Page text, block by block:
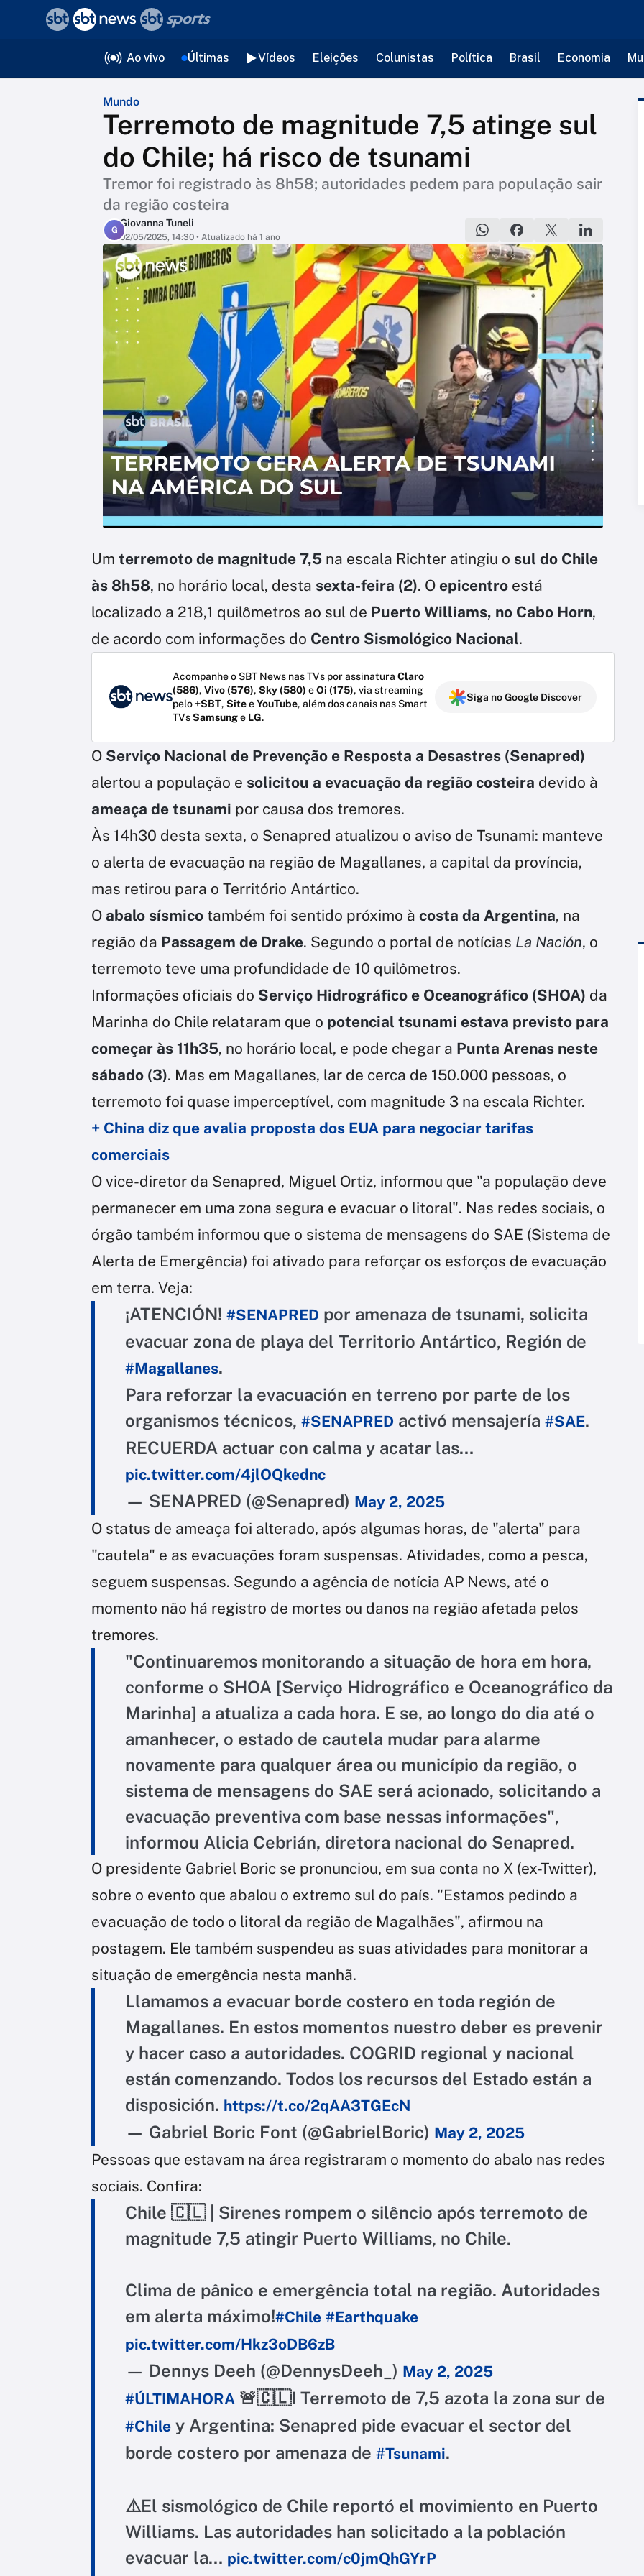
Ao vivo Últimas Vídeos Eleições Colunistas Política Brasil Economia
Mundo
Terremoto de magnitude 7,5 atinge sul
do Chile; há risco de tsunami
Tremor foi registrado às 8h58; autoridades pedem para população sair
da região costeira
G
Giovanna Tuneli
02/05/2025, 14:30 • Atualizado há 1 ano
Um terremoto de magnitude 7,5 na escala Richter atingiu o sul do Chile
às 8h58, no horário local, desta sexta-feira (2). O epicentro está
localizado a 218,1 quilômetros ao sul de Puerto Williams, no Cabo Horn,
de acordo com informações do Centro Sismológico Nacional.
Acompanhe o SBT News nas TVs por assinatura Claro
(586), Vivo (576), Sky (580) eOi (175), via streaming
pelo+SBT, SiteeYouTube, além dos canais nas Smart
TVsSamsunge LG.
Siga no Google Discover
O Serviço Nacional de Prevenção e Resposta a Desastres (Senapred)
alertou a população e solicitou a evacuação da região costeira devido à
ameaça de tsunami por causa dos tremores.
Às 14h30 desta sexta, o Senapred atualizou o aviso de Tsunami: manteve
o alerta de evacuação na região de Magallanes, a capital da província,
mas retirou para o Território Antártico.
O abalo sísmico também foi sentido próximo à costa da Argentina, na
região da Passagem de Drake. Segundo o portal de notícias La Nación, o
terremoto teve uma profundidade de 10 quilômetros.
Informações oficiais do Serviço Hidrográfico e Oceanográfico (SHOA) da
Marinha do Chile relataram que o potencial tsunami estava previsto para
começar às 11h35, no horário local, e pode chegar a Punta Arenas neste
sábado (3). Mas em Magallanes, lar de cerca de 150.000 pessoas, o
terremoto foi quase imperceptível, com magnitude 3 na escala Richter.
+ China diz que avalia proposta dos EUA para negociar tarifas
comerciais
O vice-diretor da Senapred, Miguel Ortiz, informou que "a população deve
permanecer em uma zona segura e evacuar o litoral". Nas redes sociais, o
órgão também informou que o sistema de mensagens do SAE (Sistema de
Alerta de Emergência) foi ativado para reforçar os esforços de evacuação
em terra. Veja:
¡ATENCIÓN! #SENAPRED por amenaza de tsunami, solicita
evacuar zona de playa del Territorio Antártico, Región de
#Magallanes.
Para reforzar la evacuación en terreno por parte de los
organismos técnicos, #SENAPRED activó mensajería #SAE.
RECUERDA actuar con calma y acatar las…
pic.twitter.com/4jlOQkednc
— SENAPRED (@Senapred) May 2, 2025
O status de ameaça foi alterado, após algumas horas, de "alerta" para
"cautela" e as evacuações foram suspensas. Atividades, como a pesca,
seguem suspensas. Segundo a agência de notícia AP News, até o
momento não há registro de mortes ou danos na região afetada pelos
tremores.
"Continuaremos monitorando a situação de hora em hora,
conforme o SHOA [Serviço Hidrográfico e Oceanográfico da
Marinha] a atualiza a cada hora. E se, ao longo do dia até o
amanhecer, o estado de cautela mudar para alarme
novamente para qualquer área ou município da região, o
sistema de mensagens do SAE será acionado, solicitando a
evacuação preventiva com base nessas informações",
informou Alicia Cebrián, diretora nacional do Senapred.
O presidente Gabriel Boric se pronunciou, em sua conta no X (ex-Twitter),
sobre o evento que abalou o extremo sul do país. "Estamos pedindo a
evacuação de todo o litoral da região de Magalhães", afirmou na
postagem. Ele também suspendeu as suas atividades para monitorar a
situação de emergência nesta manhã.
Llamamos a evacuar borde costero en toda región de
Magallanes. En estos momentos nuestro deber es prevenir
y hacer caso a autoridades. COGRID regional y nacional
están comenzando. Todos los recursos del Estado están a
disposición. https://t.co/2qAA3TGEcN
— Gabriel Boric Font (@GabrielBoric) May 2, 2025
Pessoas que estavam na área registraram o momento do abalo nas redes
sociais. Confira:
Chile 🇨🇱 | Sirenes rompem o silêncio após terremoto de
magnitude 7,5 atingir Puerto Williams, no Chile.
Clima de pânico e emergência total na região. Autoridades
em alerta máximo!#Chile #Earthquake
pic.twitter.com/Hkz3oDB6zB
— Dennys Deeh (@DennysDeeh_) May 2, 2025
#ÚLTIMAHORA 🚨🇨🇱I Terremoto de 7,5 azota la zona sur de
#Chile y Argentina: Senapred pide evacuar el sector del
borde costero por amenaza de #Tsunami.
⚠️El sismológico de Chile reportó el movimiento en Puerto
Williams. Las autoridades han solicitado a la población
evacuar la… pic.twitter.com/c0jmQhGYrP
voltar
Editorias